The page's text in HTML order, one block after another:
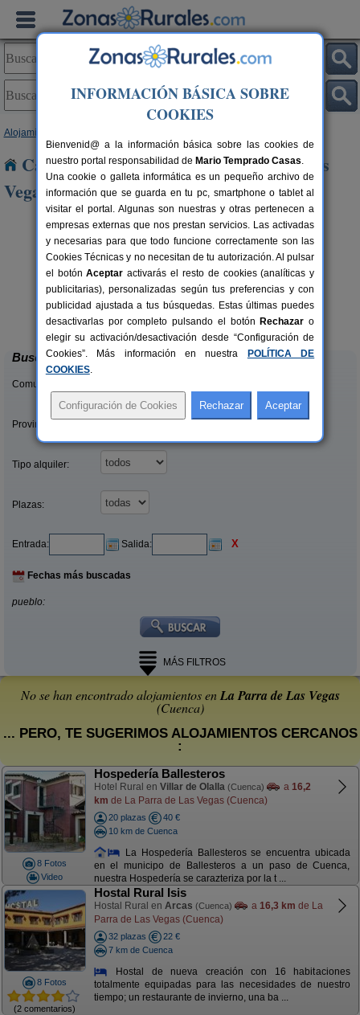
Alojamientos
Casas Rurales cerca de La Parra de Las
Vegas
10-20+6 pers.
desde40 €
Casas Rurales El Pinar
El Picazo (Cuenca)
Buscar
Comunidades:
Provincias/Islas:
Tipo alquiler:
Plazas:
Entrada: Salida: X
Fechas más buscadas
pueblo:
MÁS FILTROS
No se han encontrado alojamientos enLa Parra de Las Vegas
(Cuenca)
... PERO, TE SUGERIMOS ALOJAMIENTOS CERCANOS
:
8 Fotos
Video
Hospedería Ballesteros
Hotel Rural en Villar de Olalla (Cuenca) a 16,2
km de La Parra de Las Vegas (Cuenca)
20 plazas
40 €
10 km de Cuenca
La Hospedería Ballesteros se encuentra ubicada
en el municipo de Ballesteros a un paso de Cuenca,
nuestra Hospedería se carazteriza por la t ...
8 Fotos
(2 comentarios)
Hostal Rural Isis
Hostal Rural en Arcas (Cuenca) a 16,3 km de La
Parra de Las Vegas (Cuenca)
32 plazas
22 €
7 km de Cuenca
Hostal de nueva creación con 16 habitaciones
totalmente equipadas para las necesidades de nuestro
tiempo; un restaurante de invierno, una ba ...
INFORMACIÓN BÁSICA SOBRE
COOKIES
Bienvenid@ a la información básica sobre las cookies de
nuestro portal responsabilidad de Mario Temprado Casas.
Una cookie o galleta informática es un pequeño archivo de
información que se guarda en tu pc, smartphone o tablet al
visitar el portal. Algunas son nuestras y otras pertenecen a
empresas externas que nos prestan servicios. Las activadas
y necesarias para que todo funcione correctamente son las
Cookies Técnicas y no necesitan de tu autorización. Al pulsar
el botónAceptar activarás el resto de cookies (analíticas y
publicitarias), personalizadas según tus preferencias y con
publicidad ajustada a tus búsquedas. Estas últimas puedes
desactivarlas por completo pulsando el botón Rechazar o
elegir su activación/desactivación desde “Configuración de
Cookies”. Más información en nuestra
POLÍTICA DE
COOKIES.